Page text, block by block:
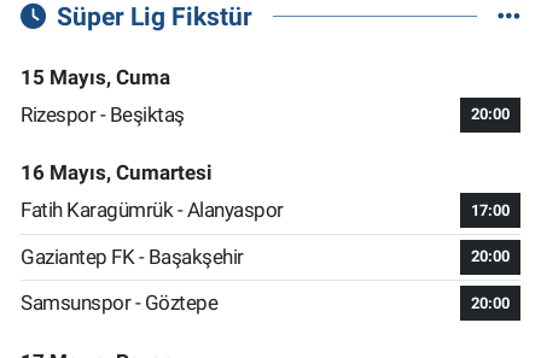
Süper Lig Fikstür
15 Mayıs, Cuma
Rizespor - Beşiktaş
20:00
16 Mayıs, Cumartesi
Fatih Karagümrük - Alanyaspor
17:00
Gaziantep FK - Başakşehir 20:00
Samsunspor - Göztepe 20:00